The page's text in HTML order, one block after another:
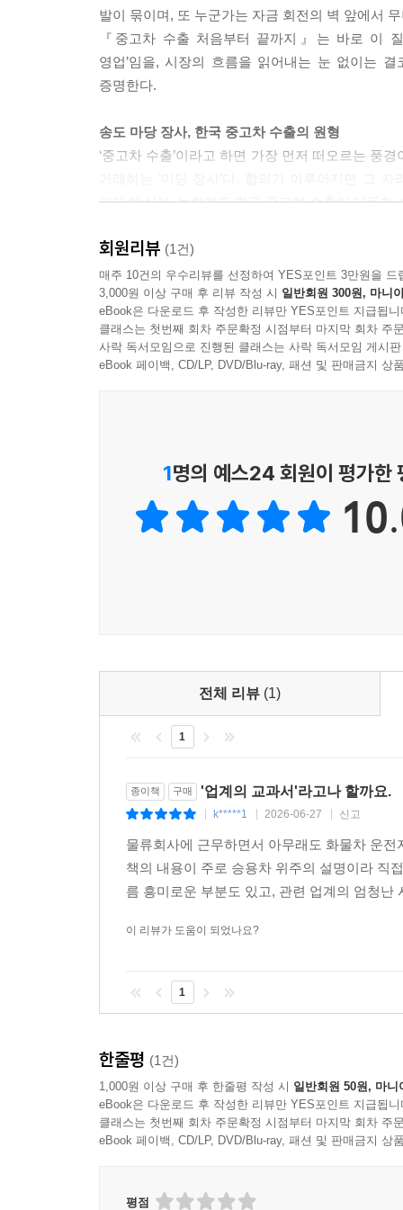
--- 「중고차 수출 환경, 흐름 파악하기」 중에서
해당 차량의 수출 길이 갑자기 막히면서 당시 한
라크 현지 중고차 수입 업체들 역시 큰 손실을 피
시행되었기 때문에 당시 한국의 수출 업체와 현지
부는 요르단 내수용으로 할인 판매되었고 제3국(
중국 정부는 2026년 1월 1일부터(일부 지역 2025
S 보증 확인서)’를 제출하도록 의무화했다. 제조사
로 신차 메이커들이 주요 해외 국가에 A/S 네트워
모가 결정될 것으로 예상된다. 일반적으로 신차
려하면 중국의 중고차 수출 대수가 단기적으로 상
--- 「중고차 수출 환경, 흐름 파악하기」 중에서
없지만, 한국 중고차 수출 시장의 구조와 운영
면서, 필요한 물량만큼, 제대로 매입하는 능력이
걱정을 많이 한다. 순서가 바뀌었다. 어떻게 차를
필요한 만큼 살 수 있는 능력을 어떻게 갖출 것
맨 처음 시작의 형태를 잘 정해야 한다. 무리하
--- 「중고차 수출 실무, 처음부터 끝까지」 중에서
국내 중고차 수출 업체 입장에서는 외국인 사업
기타 해외로 수출하는 형태를 불만스러워한다.
각한다. 수출용 매입을 하면서 그에 따른 매입 부
가 나서서 외국인 명의의 중고차 수출업 등록이
해주기를 기대하는 것 역시 무리한 요구일 수밖에
--- 「중고차 수출 사업, 현장 속으로」 중에서
발이 묶이며, 또 누군가는 자금 회전의 벽 앞에서
『중고차 수출 처음부터 끝까지』는 바로 이
영업’임을, 시장의 흐름을 읽어내는 눈 없이는
증명한다.
송도 마당 장사, 한국 중고차 수출의 원형
‘중고차 수출’이라고 하면 가장 먼저 떠오르는 풍
거래 방식이, 놀랍게도 한국 중고차 수출이 태동
들어오는 바이어, 아랍어 간판이 즐비한 단지,
시장의 본질이 숨어 있다.
중고차 수출 30년의 역사는 곧 전쟁의 역사였다
저자는 1998년 태동기부터 2025년 활성화기까
수출이 40만, 60만, 80만 대의 벽을 차례로 넘어선
사고파는 기술을 넘어 시장을 읽는 안목으로
중고차 수출업의 성패는 좋은 차를 고르고 매
어깨너머의 시대를 끝내는 한 권
저자가 말하려는 것은 단순한 실무 요령의 전수
길러주는 것이다. 매입과 말소, 통관과 정산이
진입은 누구에게나 열려 있지만, 오래 살아남
수출이라는 거대한 시장이 비로소 갖게 된 첫 안
회원리뷰 (1건)
매주 10건의 우수리뷰를 선정하여 YES포인트 3만원을 드
3,000원 이상 구매 후 리뷰 작성 시 일반회원 300원, 마니
eBook은 다운로드 후 작성한 리뷰만 YES포인트 지급됩니
클래스는 첫번째 회차 주문확정 시점부터 마지막 회차 주
사락 독서모임으로 진행된 클래스는 사락 독서모임 게시
eBook 페이백, CD/LP, DVD/Blu-ray, 패션 및 판매금지 상
1명의 예스24 회원이 평가한
전체 리뷰 (1)
1
종이책 구매 '업계의 교과서'라고나 할까요.
k*****1 2026-06-27 신고
물류회사에 근무하면서 아무래도 화물차 운
책의 내용이 주로 승용차 위주의 설명이라 직
름 흥미로운 부분도 있고, 관련 업계의 엄청
이 리뷰가 도움이 되었나요?
1
한줄평 (1건)
1,000원 이상 구매 후 한줄평 작성 시 일반회원 50원, 마니
eBook은 다운로드 후 작성한 리뷰만 YES포인트 지급됩니
클래스는 첫번째 회차 주문확정 시점부터 마지막 회차 주
eBook 페이백, CD/LP, DVD/Blu-ray, 패션 및 판매금지 상
평점